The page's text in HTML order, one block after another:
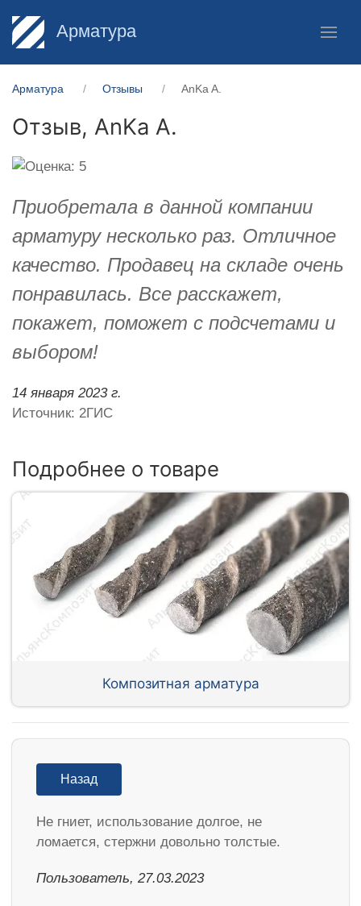
Арматура
Арматура Отзывы AnKa A.
Отзыв, AnKa A.
Приобретала в данной компании
арматуру несколько раз. Отличное
качество. Продавец на складе очень
понравилась. Все расскажет,
покажет, поможет с подсчетами и
выбором!
14 января 2023 г.
Источник: 2ГИС
Подробнее о товаре
Композитная арматура
Назад
Не гниет, использование долгое, не
ломается, стержни довольно толстые.
Пользователь, 27.03.2023